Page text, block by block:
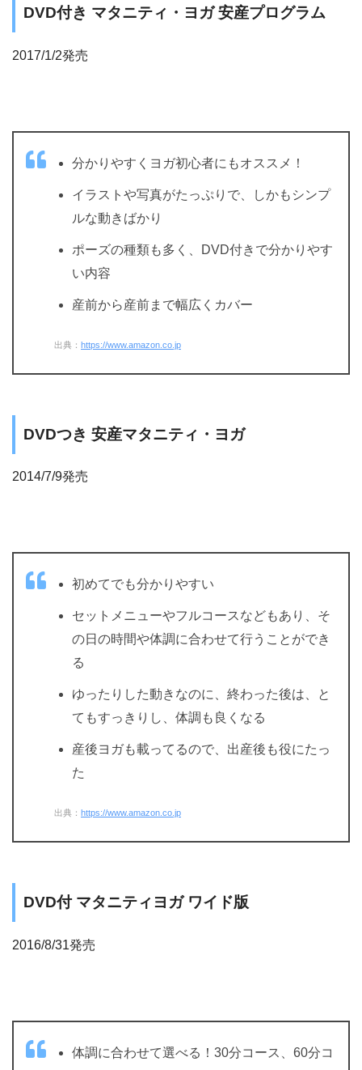
DVD付き マタニティ・ヨガ 安産プログラム
2017/1/2発売
分かりやすくヨガ初心者にもオススメ！
イラストや写真がたっぷりで、しかもシンプ
ルな動きばかり
ポーズの種類も多く、DVD付きで分かりやす
い内容
産前から産前まで幅広くカバー
出典： https://www.amazon.co.jp
DVDつき 安産マタニティ・ヨガ
2014/7/9発売
初めてでも分かりやすい
セットメニューやフルコースなどもあり、そ
の日の時間や体調に合わせて行うことができ
る
ゆったりした動きなのに、終わった後は、と
てもすっきりし、体調も良くなる
産後ヨガも載ってるので、出産後も役にたっ
た
出典： https://www.amazon.co.jp
DVD付 マタニティヨガ ワイド版
2016/8/31発売
体調に合わせて選べる！30分コース、60分コ